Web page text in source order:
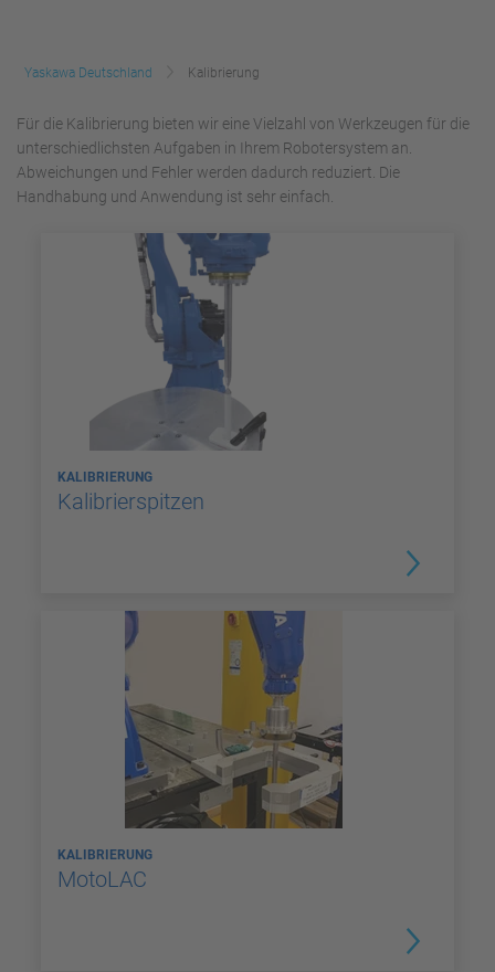
Yaskawa Deutschland Kalibrierung
Für die Kalibrierung bieten wir eine Vielzahl von Werkzeugen für die
unterschiedlichsten Aufgaben in Ihrem Robotersystem an.
Abweichungen und Fehler werden dadurch reduziert. Die
Handhabung und Anwendung ist sehr einfach.
KALIBRIERUNG
Kalibrierspitzen
KALIBRIERUNG
MotoLAC